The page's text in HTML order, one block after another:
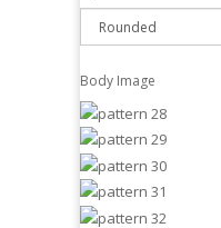
Body Image